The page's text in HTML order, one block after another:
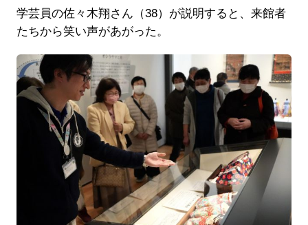
学芸員の佐々木翔さん（38）が説明すると、来館者
たちから笑い声があがった。